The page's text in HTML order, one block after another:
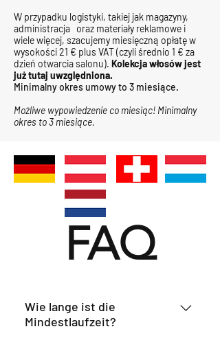
W przypadku logistyki, takiej jak magazyny,
administracja oraz materiały reklamowe i
wiele więcej, szacujemy miesięczną opłatę w
wysokości 21 € plus VAT (czyli średnio 1 € za
dzień otwarcia salonu). Kolekcja włosów jest
już tutaj uwzględniona.
Minimalny okres umowy to 3 miesiące.
Możliwe wypowiedzenie co miesiąc! Minimalny
okres to 3 miesiące.
FAQ
Wie lange ist die
Mindestlaufzeit?